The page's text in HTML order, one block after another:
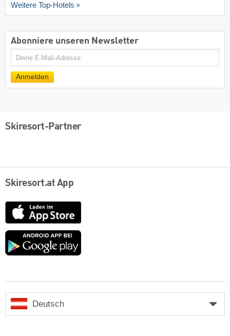
Weitere Top-Hotels
Abonniere unseren Newsletter
E-
Anmelden
Skiresort-Partner
Skiresort.at App
App
Store
Google
Deutsch